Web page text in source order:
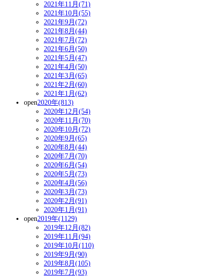
2021年11月(71)
2021年10月(55)
2021年9月(72)
2021年8月(44)
2021年7月(72)
2021年6月(50)
2021年5月(47)
2021年4月(50)
2021年3月(65)
2021年2月(60)
2021年1月(62)
open2020年(813)
2020年12月(54)
2020年11月(70)
2020年10月(72)
2020年9月(65)
2020年8月(44)
2020年7月(70)
2020年6月(54)
2020年5月(73)
2020年4月(56)
2020年3月(73)
2020年2月(91)
2020年1月(91)
open2019年(1129)
2019年12月(82)
2019年11月(94)
2019年10月(110)
2019年9月(90)
2019年8月(105)
2019年7月(93)